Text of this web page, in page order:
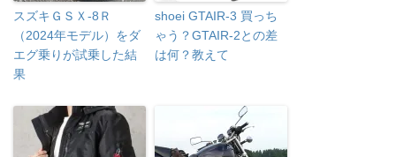
スズキＧＳＸ-8Ｒ
（2024年モデル）をダ
エグ乗りが試乗した結
果
shoei GTAIR-3 買っち
ゃう？GTAIR-2との差
は何？教えて